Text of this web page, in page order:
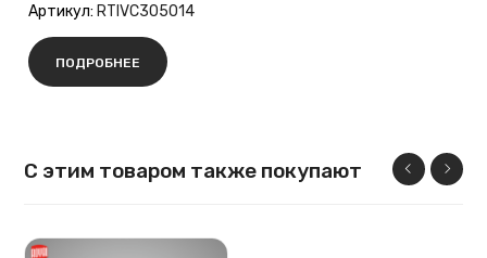
Артикул: RTIVC305014
ПОДРОБНЕЕ
С этим товаром также покупают